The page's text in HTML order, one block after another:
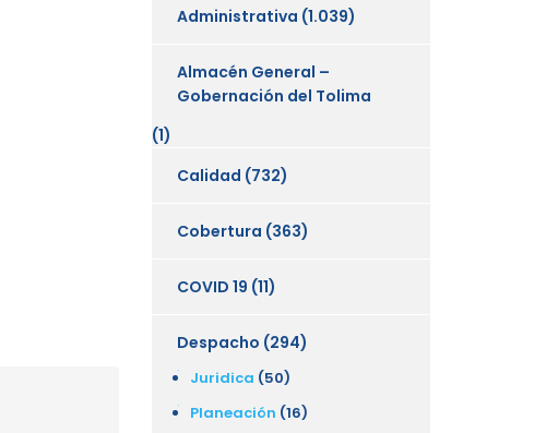
Administrativa (1.039)
Almacén General –
Gobernación del Tolima
(1)
Calidad (732)
Cobertura (363)
COVID 19 (11)
Despacho (294)
Juridica (50)
Planeación (16)